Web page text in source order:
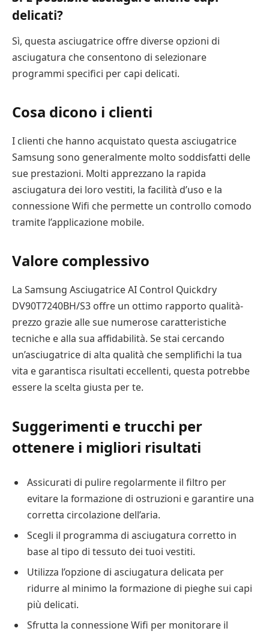
delicati?
Sì, questa asciugatrice offre diverse opzioni di
asciugatura che consentono di selezionare
programmi specifici per capi delicati.
Cosa dicono i clienti
I clienti che hanno acquistato questa asciugatrice
Samsung sono generalmente molto soddisfatti delle
sue prestazioni. Molti apprezzano la rapida
asciugatura dei loro vestiti, la facilità d’uso e la
connessione Wifi che permette un controllo comodo
tramite l’applicazione mobile.
Valore complessivo
La Samsung Asciugatrice AI Control Quickdry
DV90T7240BH/S3 offre un ottimo rapporto qualità-
prezzo grazie alle sue numerose caratteristiche
tecniche e alla sua affidabilità. Se stai cercando
un’asciugatrice di alta qualità che semplifichi la tua
vita e garantisca risultati eccellenti, questa potrebbe
essere la scelta giusta per te.
Suggerimenti e trucchi per
ottenere i migliori risultati
Assicurati di pulire regolarmente il filtro per
evitare la formazione di ostruzioni e garantire una
corretta circolazione dell’aria.
Scegli il programma di asciugatura corretto in
base al tipo di tessuto dei tuoi vestiti.
Utilizza l’opzione di asciugatura delicata per
ridurre al minimo la formazione di pieghe sui capi
più delicati.
Sfrutta la connessione Wifi per monitorare il